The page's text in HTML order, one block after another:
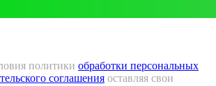
политики обработки персональных
соглашения оставляя свои